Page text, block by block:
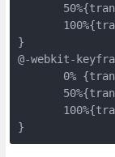
}
@-webkit-
0%
}